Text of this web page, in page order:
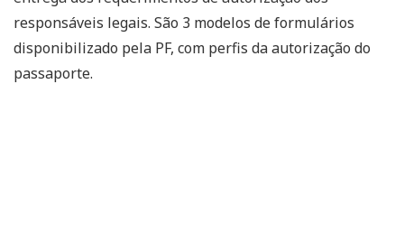
responsáveis legais. São 3 modelos de formulários
disponibilizado pela PF, com perfis da autorização do
passaporte.